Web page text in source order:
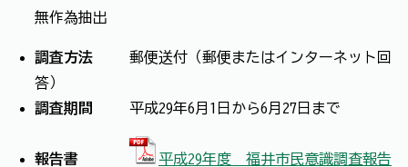
無作為抽出
調査方法 郵便送付（郵便またはインターネット回
答）
調査期間
平成29年6月1日から6月27日まで
報告書
平成29年度 福井市民意識調査報告